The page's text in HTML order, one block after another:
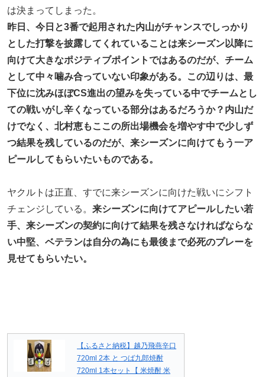
は決まってしまった。
昨日、今日と3番で起用された内山がチャンスでしっかり
とした打撃を披露してくれていることは来シーズン以降に
向けて大きなポジティブポイントではあるのだが、チーム
として中々噛み合っていない印象がある。この辺りは、最
下位に沈みほぼCS進出の望みを失っている中でチームとし
ての戦いがし辛くなっている部分はあるだろうか？内山だ
けでなく、北村恵もここの所出場機会を増やす中で少しず
つ結果を残しているのだが、来シーズンに向けてもう一ア
ピールしてもらいたいものである。
ヤクルトは正直、すでに来シーズンに向けた戦いにシフト
チェンジしている。 来シーズンに向けてアピールしたい若
手、来シーズンの契約に向けて結果を残さなければならな
い中堅、ベテランは自分の為にも最後まで必死のプレーを
見せてもらいたい。
【ふるさと納税】越乃飛燕辛口
720ml 2本 と つば九郎焼酎
720ml 1本セット【 米焼酎 米